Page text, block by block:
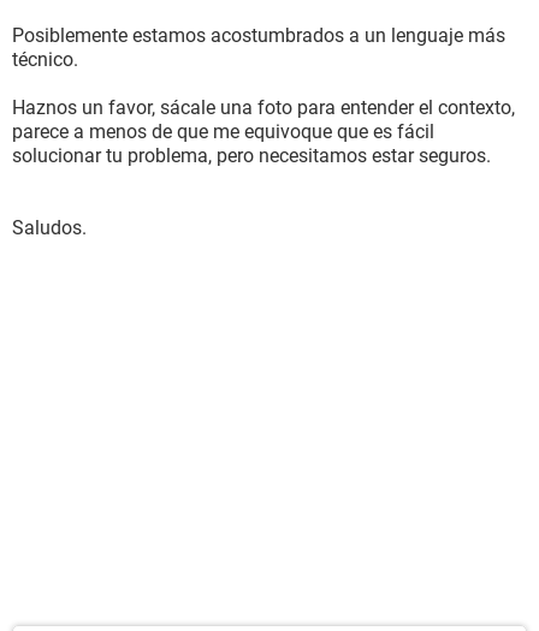
Posiblemente estamos acostumbrados a un lenguaje más
técnico.
Haznos un favor, sácale una foto para entender el contexto,
parece a menos de que me equivoque que es fácil
solucionar tu problema, pero necesitamos estar seguros.
Saludos.